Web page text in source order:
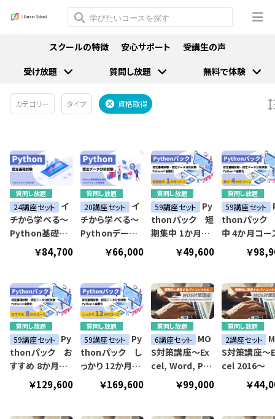
カテゴリー タイプ 資格取得
質問し放題
24講座セット イ
チから学べる～
Python基礎講
￥84,700
質問し放題
20講座セット イ
チから学べる～
Pythonデータ
分析資格講座～
￥66,000
質問し放題
59講座セット Py
thonパック 短
期集中 1か月コ
￥49,600
質問し放題
59講座セット
thonパック
中 4か月コー
￥
質問し放題
59講座セット Py
thonパック お
すすめ 8か月コ
￥129,600
質問し放題
59講座セット Py
thonパック し
っかり 12か月コ
￥169,600
質問し放題
6講座セット MO
S対策講座～Ex
cel, Word, Po
werPoint 2016
￥99,000
質問し放題
2講座セット
S対策講座～
cel 2016～
￥
スクールの特徴 安心サポート
受講生の声
受け放題
質問し放題 無料で体験